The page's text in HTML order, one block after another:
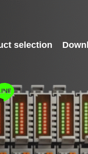
selection